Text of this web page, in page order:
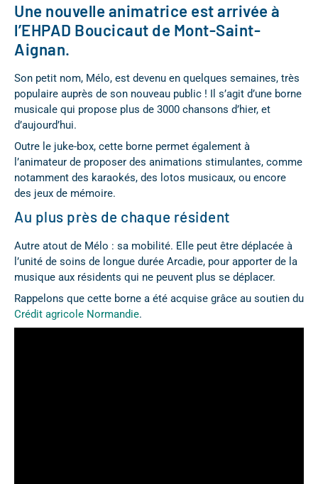
Une nouvelle animatrice est arrivée à
l’EHPAD Boucicaut de Mont-Saint-
Aignan.
Son petit nom, Mélo, est devenu en quelques semaines, très
populaire auprès de son nouveau public ! Il s’agit d’une borne
musicale qui propose plus de 3000 chansons d’hier, et
d’aujourd’hui.
Outre le juke-box, cette borne permet également à
l’animateur de proposer des animations stimulantes, comme
notamment des karaokés, des lotos musicaux, ou encore
des jeux de mémoire.
Au plus près de chaque résident
Autre atout de Mélo : sa mobilité. Elle peut être déplacée à
l’unité de soins de longue durée Arcadie, pour apporter de la
musique aux résidents qui ne peuvent plus se déplacer.
Rappelons que cette borne a été acquise grâce au soutien du
Crédit agricole Normandie.